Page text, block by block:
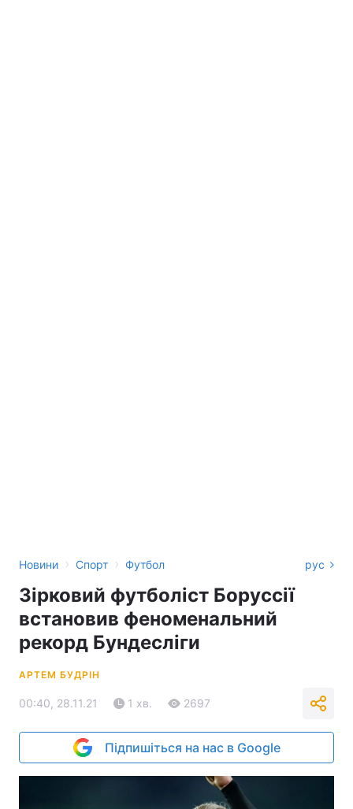
Новини › Спорт › Футбол рус
Зірковий футболіст Боруссії
встановив феноменальний
рекорд Бундесліги
АРТЕМ БУДРІН
00:40, 28.11.21 1 хв. 2697
Підпишіться на нас в Google